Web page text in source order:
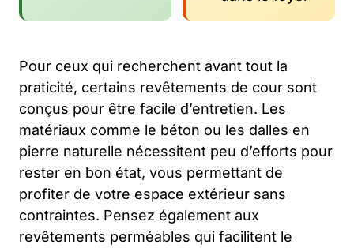
Pour ceux qui recherchent avant tout la
praticité, certains revêtements de cour sont
conçus pour être facile d’entretien. Les
matériaux comme le béton ou les dalles en
pierre naturelle nécessitent peu d’efforts pour
rester en bon état, vous permettant de
profiter de votre espace extérieur sans
contraintes. Pensez également aux
revêtements perméables qui facilitent le